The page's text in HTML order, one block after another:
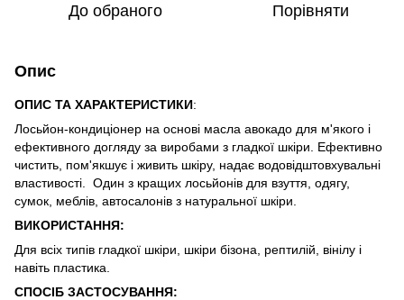
До обраного Порівняти
Опис
ОПИС ТА ХАРАКТЕРИСТИКИ:
Лосьйон-кондиціонер на основі масла авокадо для м'якого і
ефективного догляду за виробами з гладкої шкіри. Ефективно
чистить, пом'якшує і живить шкіру, надає водовідштовхувальні
властивості. Один з кращих лосьйонів для взуття, одягу,
сумок, меблів, автосалонів з натуральної шкіри.
ВИКОРИСТАННЯ:
Для всіх типів гладкої шкіри, шкіри бізона, рептилій, вінілу і
навіть пластика.
СПОСІБ ЗАСТОСУВАННЯ: